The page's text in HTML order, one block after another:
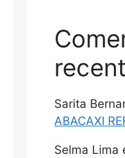
Sarita
ABACAXI
Selma Lima